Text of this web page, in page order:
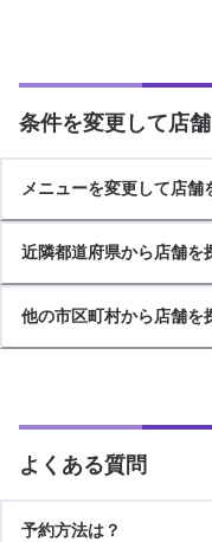
条件を変更して店
メニューを変更して店舗
近隣都道府県から店舗を
他の市区町村から店舗を
よくある質問
予約方法は？